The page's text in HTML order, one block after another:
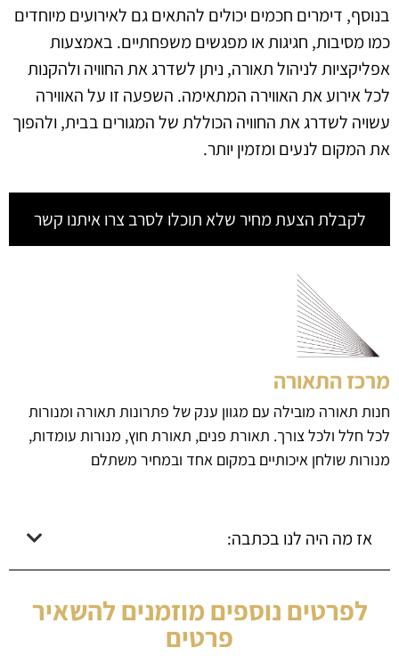
בנוסף, דימרים חכמים יכולים להתאים גם לאירועים מיוחדים
כמו מסיבות, חגיגות או מפגשים משפחתיים. באמצעות
אפליקציות לניהול תאורה, ניתן לשדרג את החוויה ולהקנות
לכל אירוע את האווירה המתאימה. השפעה זו על האווירה
עשויה לשדרג את החוויה הכוללת של המגורים בבית, ולהפוך
את המקום לנעים ומזמין יותר.
לקבלת הצעת מחיר שלא תוכלו לסרב צרו איתנו קשר
מרכז התאורה
חנות תאורה מובילה עם מגוון ענק של פתרונות תאורה ומנורות
לכל חלל ולכל צורך. תאורת פנים, תאורת חוץ, מנורות עומדות,
מנורות שולחן איכותיים במקום אחד ובמחיר משתלם
אז מה היה לנו בכתבה:
לפרטים נוספים מוזמנים להשאיר
פרטים